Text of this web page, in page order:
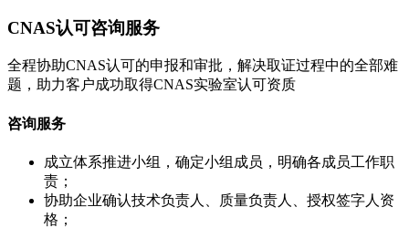
CNAS认可咨询服务
全程协助CNAS认可的申报和审批，解决取证过程中的全部难
题，助力客户成功取得CNAS实验室认可资质
咨询服务
成立体系推进小组，确定小组成员，明确各成员工作职
责；
协助企业确认技术负责人、质量负责人、授权签字人资
格；